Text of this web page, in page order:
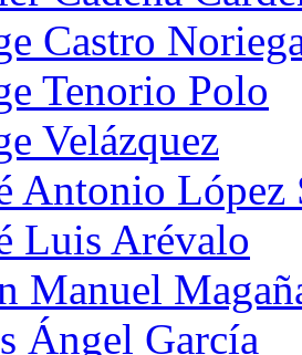
Castro
Tenorio Polo
Velázquez
Antonio López
Luis Arévalo
Manuel
Ángel García